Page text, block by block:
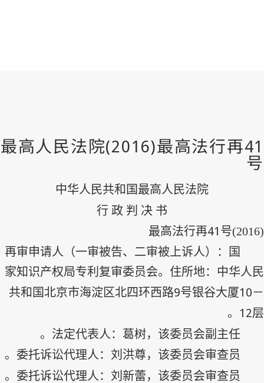
中华人民共和国最高人民法院
行 政 判 决 书
(2016)
最高法行再41 号
再审申请人（一审被告、二审被上诉人）：国
家知识产权局专利复审委员会。住所地：中华人民
共和国北京市海淀区北四环西路9号银谷大厦10－
12层。
法定代表人：葛树，该委员会副主任。
委托诉讼代理人：刘洪尊，该委员会审查员。
委托诉讼代理人：刘新蕾，该委员会审查员。